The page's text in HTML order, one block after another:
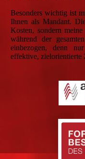
Besonders wichtig ist
Ihnen als Mandant.
Kosten, sondern
während der
einbezogen, denn
effektive, zielorientierte